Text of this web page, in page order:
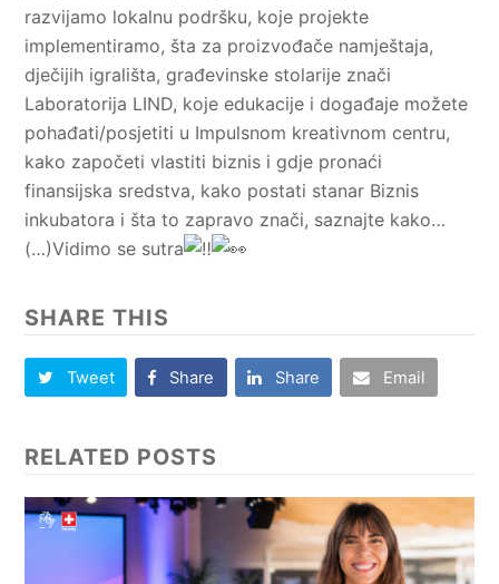
razvijamo lokalnu podršku, koje projekte
implementiramo, šta za proizvođače namještaja,
dječijih igrališta, građevinske stolarije znači
Laboratorija LIND, koje edukacije i događaje možete
pohađati/posjetiti u Impulsnom kreativnom centru,
kako započeti vlastiti biznis i gdje pronaći
finansijska sredstva, kako postati stanar Biznis
inkubatora i šta to zapravo znači, saznajte kako…
(…)Vidimo se sutra
SHARE THIS
Tweet Share Share Email
RELATED POSTS